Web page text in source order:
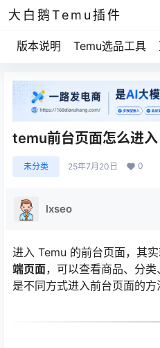
大白鹅Temu插件
版本说明 Temu选品工具
temu前台页面怎么进入
未分类 25年7月20日 0
lxseo
进入 Temu 的前台页面，其
端页面，可以查看商品、分
是不同方式进入前台页面的方